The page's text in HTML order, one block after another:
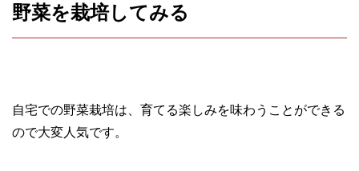
野菜を栽培してみる
自宅での野菜栽培は、育てる楽しみを味わうことができる
ので大変人気です。